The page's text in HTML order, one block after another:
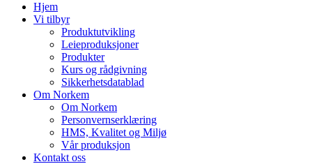
Hjem
Vi tilbyr
Produktutvikling
Leieproduksjoner
Produkter
Kurs og rådgivning
Sikkerhetsdatablad
Om Norkem
Om Norkem
Personvernserklæring
HMS, Kvalitet og Miljø
Vår produksjon
Kontakt oss